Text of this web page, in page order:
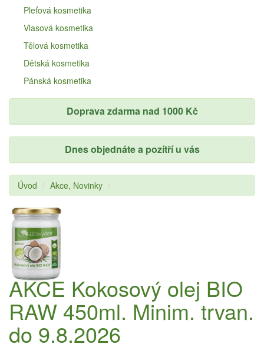
Pleťová kosmetika
Vlasová kosmetika
Tělová kosmetika
Dětská kosmetika
Pánská kosmetika
Doprava zdarma nad 1000 Kč
Dnes objednáte a pozítří u vás
Úvod Akce, Novinky
AKCE Kokosový olej BIO
RAW 450ml. Minim. trvan.
do 9.8.2026